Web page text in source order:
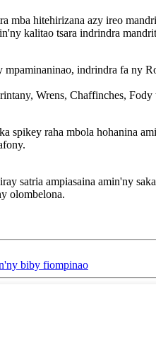
hitehirizana azy ireo
kalitao tsara indrindra
indrindra fa ny
Wrens, Chaffinches, Fody
raha mbola hohanina
satria ampiasaina amin'ny
olombelona.
biby fiompinao